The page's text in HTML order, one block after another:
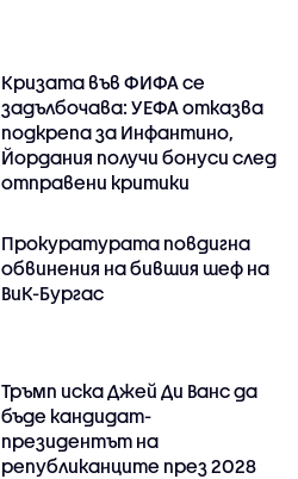
Кризата във ФИФА се
задълбочава: УЕФА отказва
подкрепа за Инфантино,
Йордания получи бонуси след
отправени критики
Прокуратурата повдигна
обвинения на бившия шеф на
ВиК-Бургас
Тръмп иска Джей Ди Ванс да
бъде кандидат-
президентът на
републиканците през 2028